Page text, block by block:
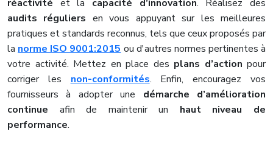
réactivité et la capacité d’innovation. Réalisez des
audits réguliers en vous appuyant sur les meilleures
pratiques et standards reconnus, tels que ceux proposés par
la norme ISO 9001:2015 ou d'autres normes pertinentes à
votre activité. Mettez en place des plans d’action pour
corriger les non-conformités. Enfin, encouragez vos
fournisseurs à adopter une démarche d’amélioration
continue afin de maintenir un haut niveau de
performance.